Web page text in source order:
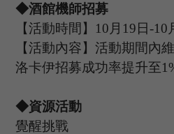
◆酒館機師招募
【活動時間】 10 月 19 日-10
【活動內容】活動期間內
洛卡伊招募成功率提升至
◆資源活動
覺醒挑戰